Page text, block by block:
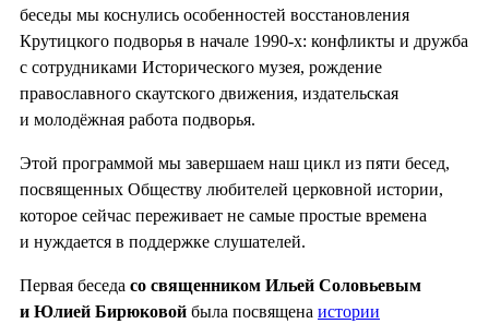
беседы мы коснулись особенностей восстановления
Крутицкого подворья в начале 1990-х: конфликты и дружба
с сотрудниками Исторического музея, рождение
православного скаутского движения, издательская
и молодёжная работа подворья.
Этой программой мы завершаем наш цикл из пяти бесед,
посвященных Обществу любителей церковной истории,
которое сейчас переживает не самые простые времена
и нуждается в поддержке слушателей.
Первая беседа со священником Ильей Соловьевым
и Юлией Бирюковой была посвящена истории